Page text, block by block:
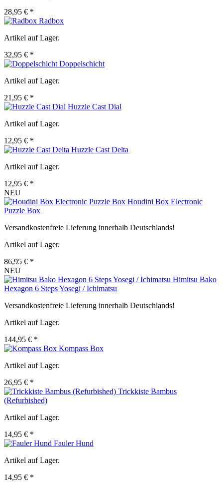
28,95 € *
Radbox
Artikel auf Lager.
32,95 € *
Doppelschicht
Artikel auf Lager.
21,95 € *
Huzzle Cast Dial
Artikel auf Lager.
12,95 € *
Huzzle Cast Delta
Artikel auf Lager.
12,95 € *
NEU
Houdini Box Electronic
Puzzle Box
Versandkostenfreie Lieferung innerhalb Deutschlands!
Artikel auf Lager.
86,95 € *
NEU
Himitsu Bako
Hexagon 6 Steps Yosegi / Ichimatsu
Versandkostenfreie Lieferung innerhalb Deutschlands!
Artikel auf Lager.
144,95 € *
Kompass Box
Artikel auf Lager.
26,95 € *
Trickkiste Bambus
(Refurbished)
Artikel auf Lager.
14,95 € *
Fauler Hund
Artikel auf Lager.
14,95 € *